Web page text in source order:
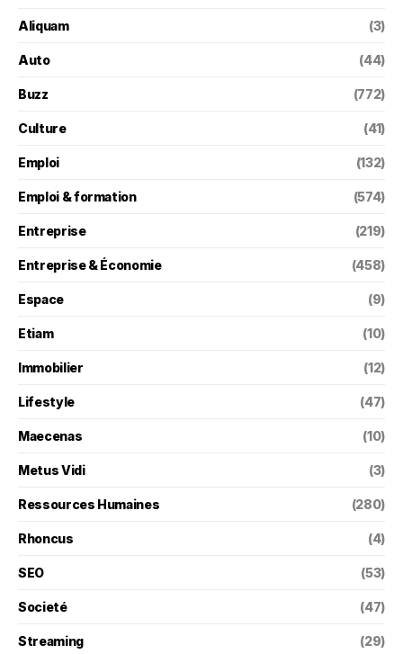
Aliquam (3)
Auto (44)
Buzz (772)
Culture (41)
Emploi (132)
Emploi & formation (574)
Entreprise (219)
Entreprise & Économie (458)
Espace (9)
Etiam (10)
Immobilier (12)
Lifestyle (47)
Maecenas (10)
Metus Vidi (3)
Ressources Humaines (280)
Rhoncus (4)
SEO (53)
Societé (47)
Streaming (29)